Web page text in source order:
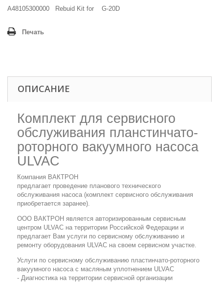
A48105300000 Rebuid Kit for G-20D
Печать
ОПИСАНИЕ
Комплект для сервисного
обслуживания планстинчато-
роторного вакуумного насоса
ULVAC
Компания ВАКТРОН
предлагает проведение планового технического
обслуживания насоса (комплект сервисного обслуживания
приобретается заранее).
ООО ВАКТРОН является авторизированным сервисным
центром ULVAC на территории Российской Федерации и
предлагает Вам услуги по сервисному обслуживанию и
ремонту оборудования ULVAC на своем сервисном участке.
Услуги по сервисному обслуживанию пластинчато-роторного
вакуумного насоса с масляным уплотнением ULVAC
- Диагностика на территории сервисной организации